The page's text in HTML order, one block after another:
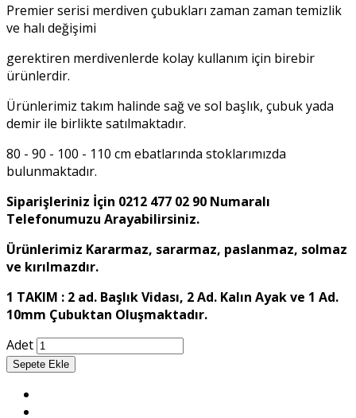
Premier serisi merdiven çubukları zaman zaman temizlik
ve halı değişimi
gerektiren merdivenlerde kolay kullanım için birebir
ürünlerdir.
Ürünlerimiz takım halinde sağ ve sol başlık, çubuk yada
demir ile birlikte satılmaktadır.
80 - 90 - 100 - 110 cm ebatlarında stoklarımızda
bulunmaktadır.
Siparişleriniz İçin 0212 477 02 90 Numaralı
Telefonumuzu Arayabilirsiniz.
Ürünlerimiz Kararmaz, sararmaz, paslanmaz, solmaz
ve kırılmazdır.
1 TAKIM : 2 ad. Başlık Vidası, 2 Ad. Kalın Ayak ve 1 Ad.
10mm Çubuktan Oluşmaktadır.
Adet